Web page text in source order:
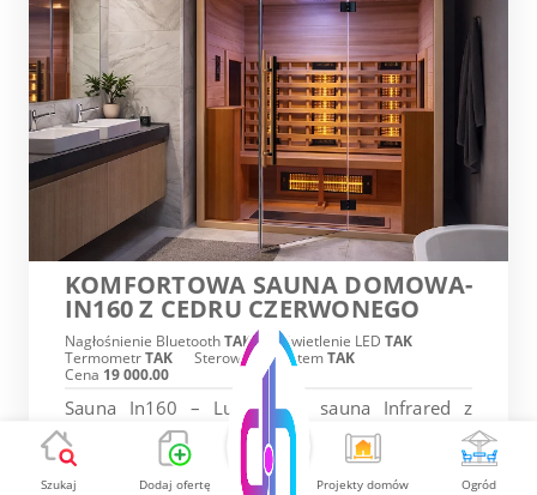
KOMFORTOWA SAUNA DOMOWA-
IN160 Z CEDRU CZERWONEGO
Nagłośnienie BluetoothTAK Oświetlenie LED TAK
TermometrTAK Sterowanie pilotemTAK
Cena 19 000.00
Sauna In160 – Luksusowa sauna Infrared z
Czerwonego Cedru dla 3 osób! Sauna In160 to
nie tylko luksusowy mebel – to Twoja osobista
oaza, w której szlachetna dusza natury spotyka
Szukaj Dodaj ofertę Projekty domów Ogród